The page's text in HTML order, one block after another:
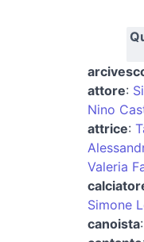
attore:
Nino
attrice:
Valeria
Simone
canoista: